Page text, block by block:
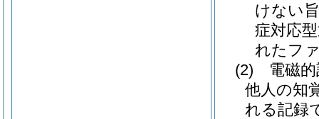
けない
症対応
れたフ
(2)
電磁
他人の知
れる記録